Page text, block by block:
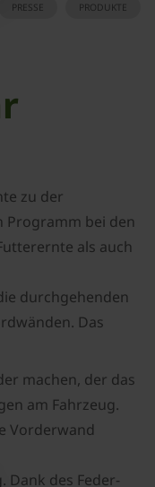
PRODUKTE
PRESSE
zu der
Programm bei den
als auch
durchgehenden
Das
machen, der das
am Fahrzeug.
Vorderwand
des Feder-